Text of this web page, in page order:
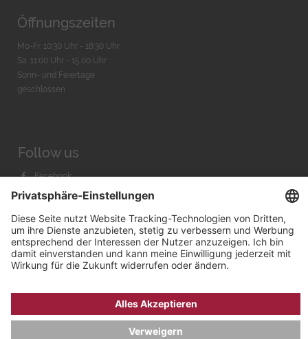
Öffnungszeiten
Mo-Fr. 10:30 Uhr - 18:30 Uhr
Sa. 11:00 Uhr - 15.00 Uhr
Sonn- und Feiertage
geschlossen
Follow us
Facebook
Instagram
Youtube
Bachmann & Scher GmbH / Watchandco GmbH